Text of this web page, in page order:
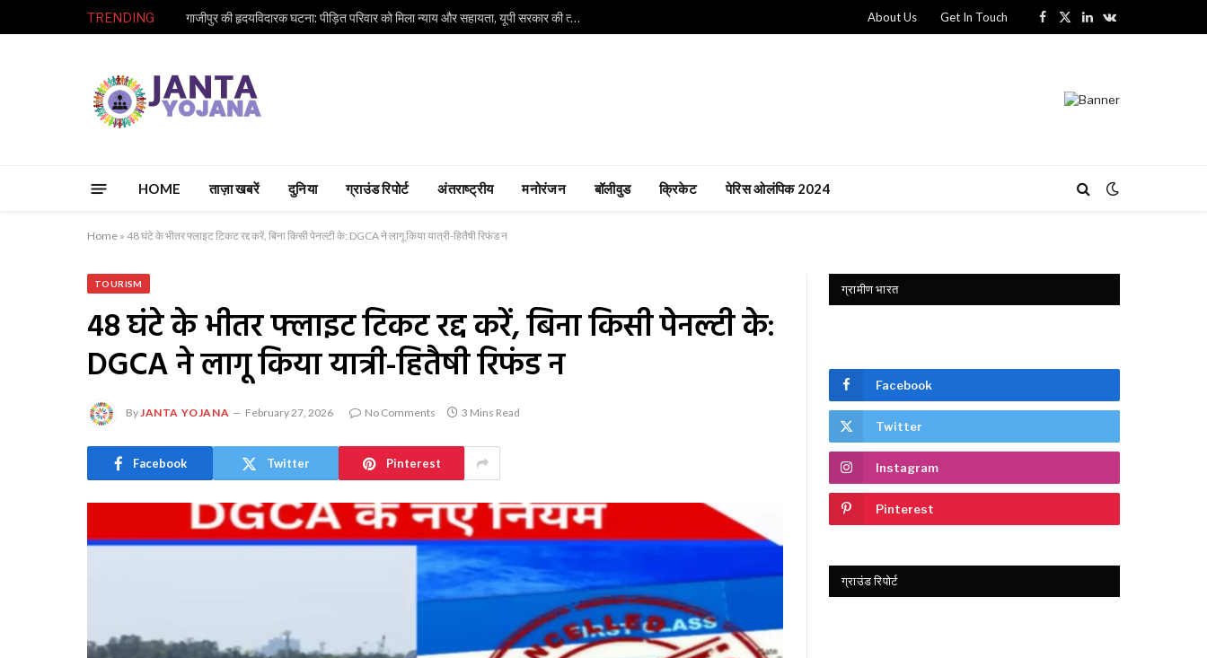
TRENDING गाजीपुर की हृदयविदारक घटना: पीड़ित परिवार को मिला न्याय और सहायता, यूपी सरकार की त्वरित कार्रवाई और विपक्ष पर निशाना About Us Get In Touch
Facebook
X
LinkedInVKontakte
HOME ताज़ा खबरें दुनिया ग्राउंड रिपोर्ट अंतराष्ट्रीय मनोरंजन बॉलीवुड क्रिकेट पेरिस ओलंपिक 2024
Home » 48 घंटे के भीतर फ्लाइट टिकट रद्द करें, बिना किसी पेनल्टी के: DGCA ने लागू किया यात्री-हितैषी रिफंड न
TOURISM
48 घंटे के भीतर फ्लाइट टिकट रद्द करें, बिना किसी पेनल्टी के:
DGCA ने लागू किया यात्री-हितैषी रिफंड न
ByJANTA YOJANA February 27, 2026 No Comments 3 Mins Read
Facebook Twitter Pinterest
ग्रामीण भारत
Facebook
Twitter
Instagram
Pinterest
ग्राउंड रिपोर्ट